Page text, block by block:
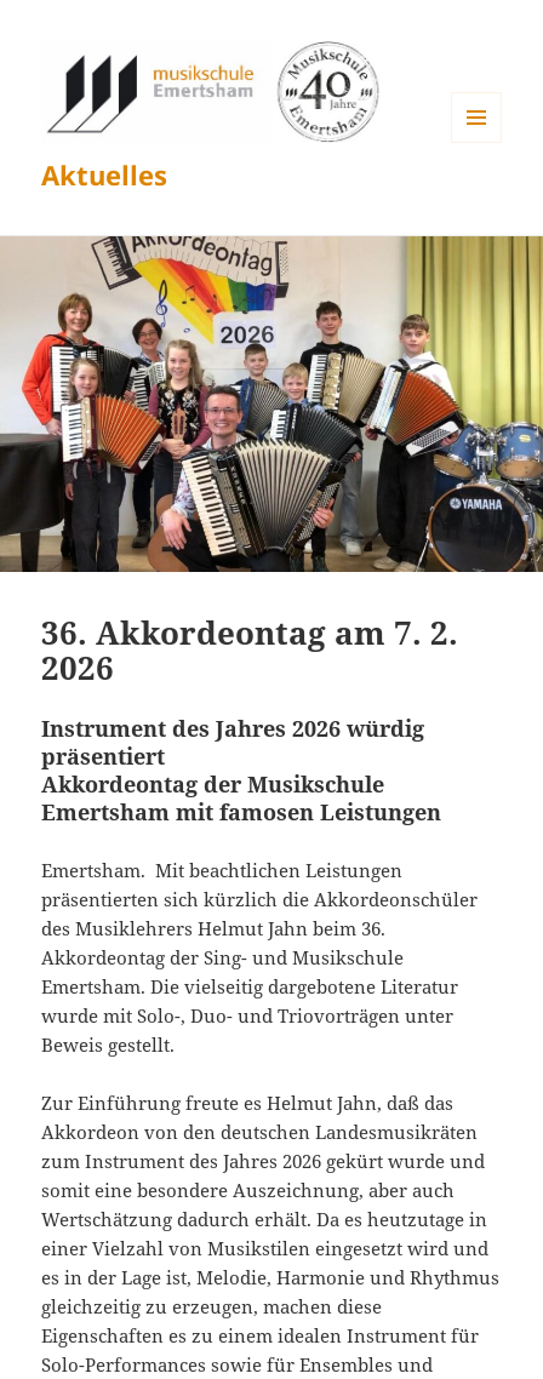
Aktuelles
36. Akkordeontag am 7. 2.
2026
Instrument des Jahres 2026 würdig
präsentiert
Akkordeontag der Musikschule
Emertsham mit famosen Leistungen
Emertsham. Mit beachtlichen Leistungen
präsentierten sich kürzlich die Akkordeonschüler
des Musiklehrers Helmut Jahn beim 36.
Akkordeontag der Sing- und Musikschule
Emertsham. Die vielseitig dargebotene Literatur
wurde mit Solo-, Duo- und Triovorträgen unter
Beweis gestellt.
Zur Einführung freute es Helmut Jahn, daß das
Akkordeon von den deutschen Landesmusikräten
zum Instrument des Jahres 2026 gekürt wurde und
somit eine besondere Auszeichnung, aber auch
Wertschätzung dadurch erhält. Da es heutzutage in
einer Vielzahl von Musikstilen eingesetzt wird und
es in der Lage ist, Melodie, Harmonie und Rhythmus
gleichzeitig zu erzeugen, machen diese
Eigenschaften es zu einem idealen Instrument für
Solo-Performances sowie für Ensembles und